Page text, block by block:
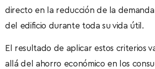
directo en la reducción de la
del edificio durante toda su vida útil.
El resultado de aplicar estos criterios
allá del ahorro económico en los